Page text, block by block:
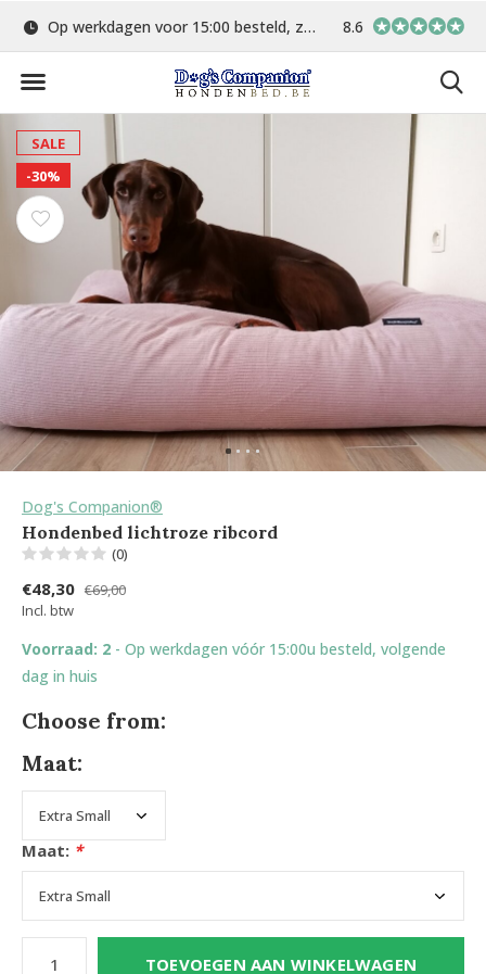
Op werkdagen voor 15:00 besteld, zelfde dag verstuurd Gratis verzending
8.6
SALE
-30%
Dog's Companion®
Hondenbed lichtroze ribcord
(0)
€48,30 €69,00
Incl. btw
Voorraad: 2 - Op werkdagen vóór 15:00u besteld, volgende
dag in huis
Choose from:
Maat:
Maat: *
TOEVOEGEN AAN WINKELWAGEN